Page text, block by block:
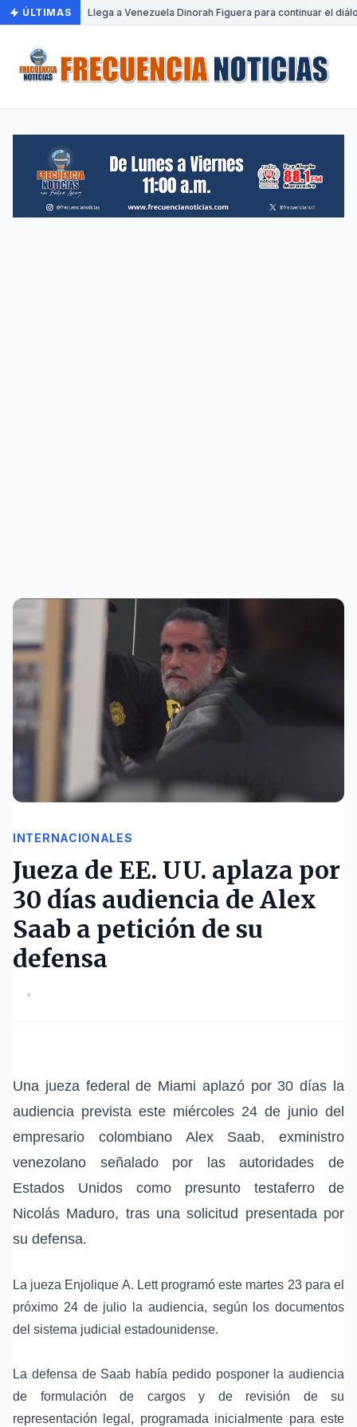
ÚLTIMAS Llega a Venezuela Dinorah Figuera para continuar el
INTERNACIONALES
Jueza de EE. UU. aplaza por
30 días audiencia de Alex
Saab a petición de su
defensa
•
Una jueza federal de Miami aplazó por 30 días la
audiencia prevista este miércoles 24 de junio del
empresario colombiano Alex Saab, exministro
venezolano señalado por las autoridades de
Estados Unidos como presunto testaferro de
Nicolás Maduro, tras una solicitud presentada por
su defensa.
La jueza Enjolique A. Lett programó este martes 23 para el
próximo 24 de julio la audiencia, según los documentos
del sistema judicial estadounidense.
La defensa de Saab había pedido posponer la audiencia
de formulación de cargos y de revisión de su
representación legal, programada inicialmente para este